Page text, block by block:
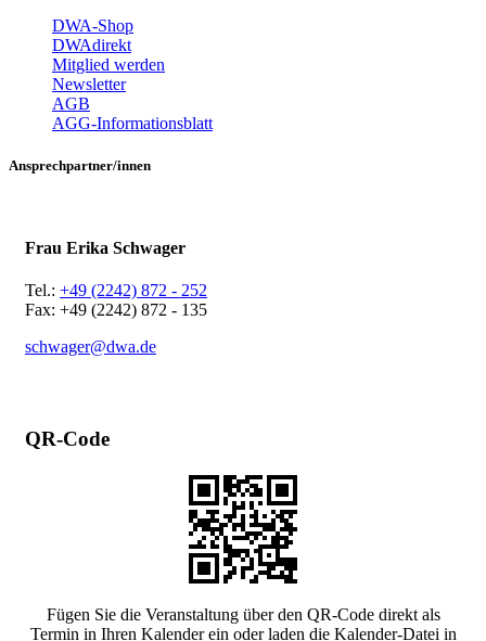
DWA-Shop
DWAdirekt
Mitglied werden
Newsletter
AGB
AGG-Informationsblatt
Ansprechpartner/innen
Frau Erika Schwager
Tel.: +49 (2242) 872 - 252
Fax: +49 (2242) 872 - 135
schwager@dwa.de
QR-Code
Fügen Sie die Veranstaltung über den QR-Code direkt als
Termin in Ihren Kalender ein oder laden die Kalender-Datei in